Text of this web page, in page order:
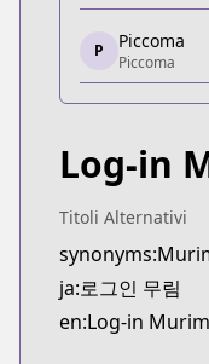
KuaiKan
https://
Piccoma
Piccoma
KakaoPage
KakaoPage
https://
P Piccoma
Piccoma
Log-in
Titoli Alternativi
ja:로그인 무림
en:Log-in Murim